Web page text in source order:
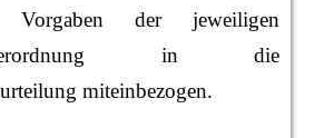
der jeweiligen
in die
miteinbezogen.